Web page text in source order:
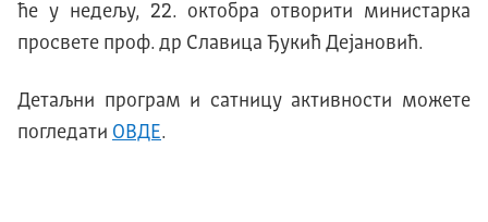
ће у недељу, 22. октобра отворити министарка
просвете проф. др Славица Ђукић Дејановић.
Детаљни програм и сатницу активности можете
погледати ОВДЕ.